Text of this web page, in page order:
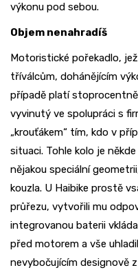
výkonu pod sebou.
Objem nenahradíš
Motoristické pořekadlo,
tříválcům, dohánějícím
případě platí
vyvinutý ve spolupráci s
„krouťákem“ tím, kdo v
situaci. Tohle kolo je
nějakou speciální
kouzla. U Haibike prostě
průřezu, vytvořili mu
integrovanou baterii
před motorem a vše
nevybočujícím designově